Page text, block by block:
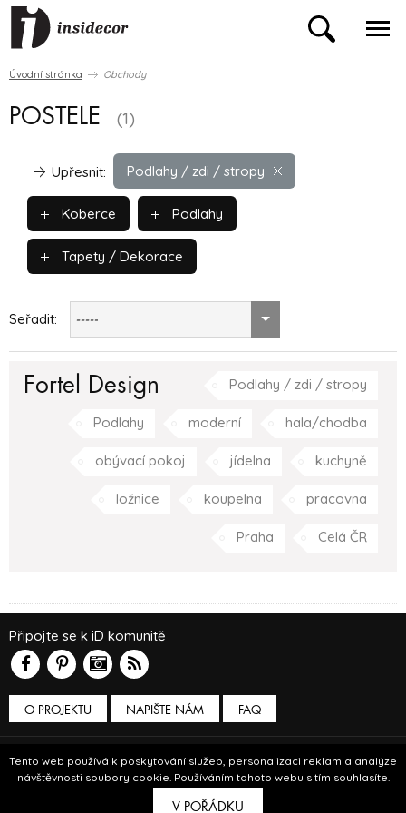
Tento web používá k poskytování služeb, personalizaci reklam a analýze
návštěvnosti soubory cookie. Používáním tohoto webu s tím souhlasíte.
V POŘÁDKU
Úvodní stránka Obchody
POSTELE (1)
Podlahy / zdi / stropy
Upřesnit:
Koberce Podlahy
Tapety / Dekorace
Seřadit: -----
Fortel Design Podlahy / zdi / stropy
Podlahy moderní hala/chodba
obývací pokoj jídelna kuchyně
ložnice koupelna pracovna
Praha Celá ČR
O PROJEKTU NAPIŠTE NÁM
Připojte se k iD komunitě
FAQ
Podmínky používání
© Insidecor 2013-2019.